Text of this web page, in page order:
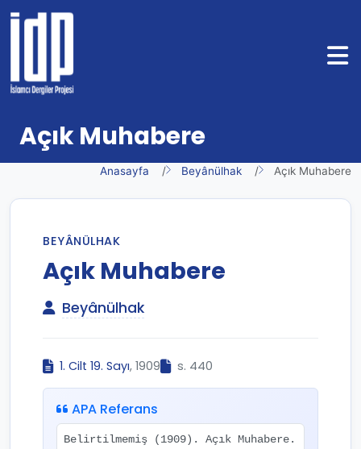
Açık Muhabere
Anasayfa Beyânülhak Açık Muhabere
BEYÂNÜLHAK
Açık Muhabere
Beyânülhak
1. Cilt 19. Sayı, 1909 s. 440
APA Referans
Belirtilmemiş (1909). Açık Muhabere.